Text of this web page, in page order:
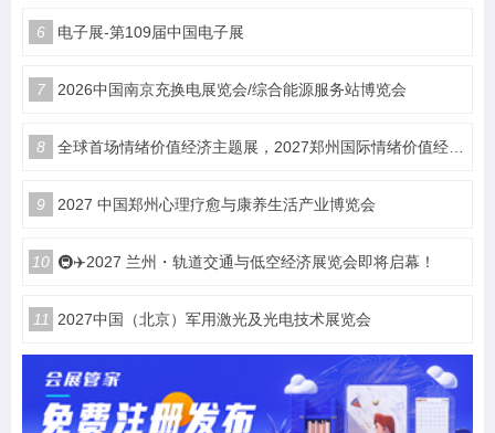
6 电子展-第109届中国电子展
7 2026中国南京充换电展览会/综合能源服务站博览会
8 全球首场情绪价值经济主题展，2027郑州国际情绪价值经济博览会
9 2027 中国郑州心理疗愈与康养生活产业博览会
10 🚇✈️2027 兰州・轨道交通与低空经济展览会即将启幕！
11 2027中国（北京）军用激光及光电技术展览会